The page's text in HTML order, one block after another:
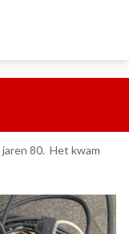
80. Het kwam